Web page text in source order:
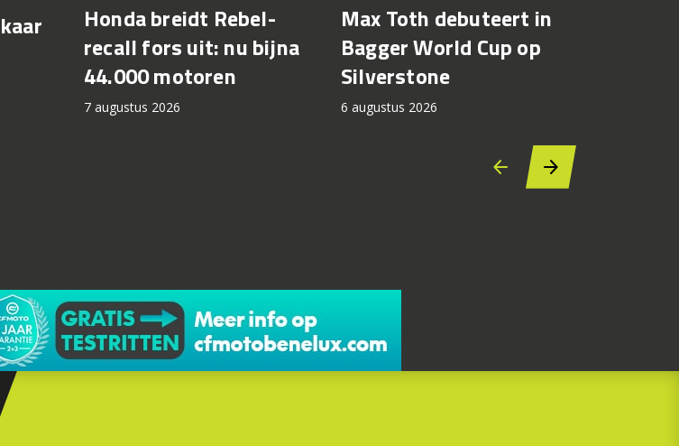
Honda breidt Rebel-
recall fors uit: nu bijna
44.000 motoren
7 augustus 2026
Max Toth debuteert in
Bagger World Cup op
Silverstone
6 augustus 2026